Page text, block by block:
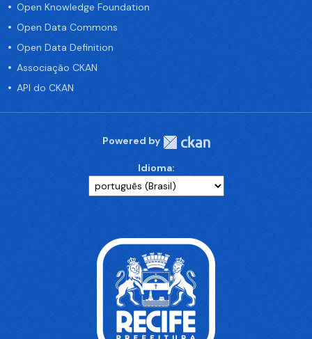
Open Knowledge Foundation
Open Data Commons
Open Data Definition
Associação CKAN
API do CKAN
Powered by
Idioma